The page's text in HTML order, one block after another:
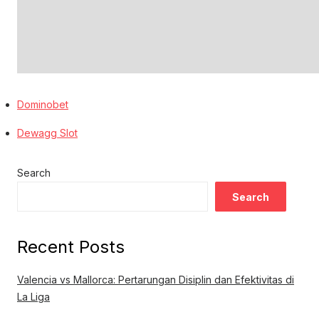
Dominobet
Dewagg Slot
Search
Search
Recent Posts
Valencia vs Mallorca: Pertarungan Disiplin dan Efektivitas di
La Liga